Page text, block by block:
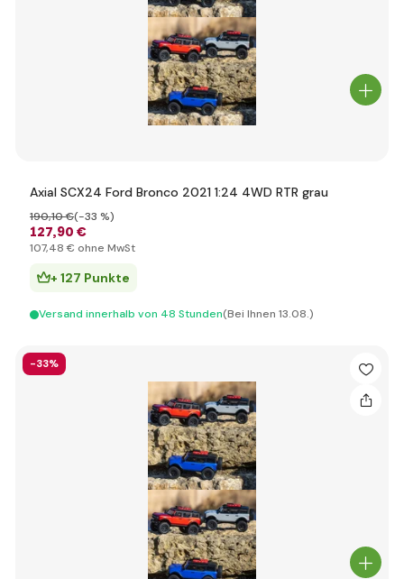
Axial SCX24 Ford Bronco 2021 1:24 4WD RTR grau
127,90 €
190,10 €(-33 %)
107,48 € ohne MwSt
+ 127 Punkte
Versand innerhalb von 48 Stunden(Bei Ihnen 13.08.)
-33%